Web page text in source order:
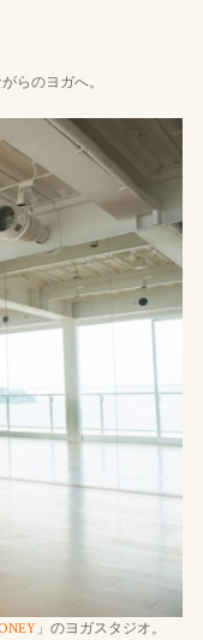
らのヨガへ。
」のヨガスタジオ。